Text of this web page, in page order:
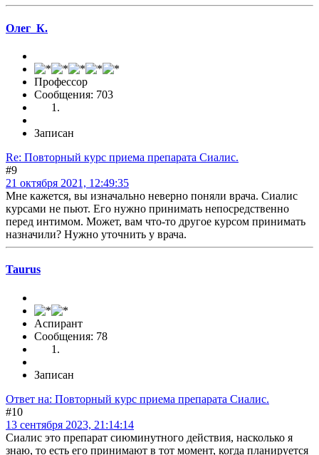
Олег_К.
Профессор
Сообщения: 703
Записан
Re: Повторный курс приема препарата Сиалис.
#9
21 октября 2021, 12:49:35
Мне кажется, вы изначально неверно поняли врача. Сиалис
курсами не пьют. Его нужно принимать непосредственно
перед интимом. Может, вам что-то другое курсом принимать
назначили? Нужно уточнить у врача.
Taurus
Аспирант
Сообщения: 78
Записан
Ответ на: Повторный курс приема препарата Сиалис.
#10
13 сентября 2023, 21:14:14
Сиалис это препарат сиюминутного действия, насколько я
знаю, то есть его принимают в тот момент, когда планируется